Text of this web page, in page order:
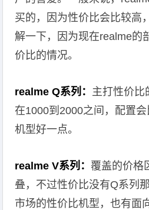
买的，因为性价比会比较高
解一下，因为现在realme的
价比的情况。
realme Q系列： 主打性价比
在1000到2000之间，配置
机型好一点。
realme V系列： 覆盖的价格
叠，不过性价比没有Q系列
市场的性价比机型，也有面